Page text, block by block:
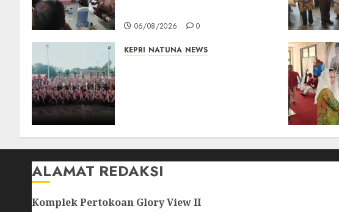
06/08/2026 0
KEPRI NATUNA NEWS
06/08/2026 0
ALAMAT REDAKSI
Komplek Pertokoan Glory View II